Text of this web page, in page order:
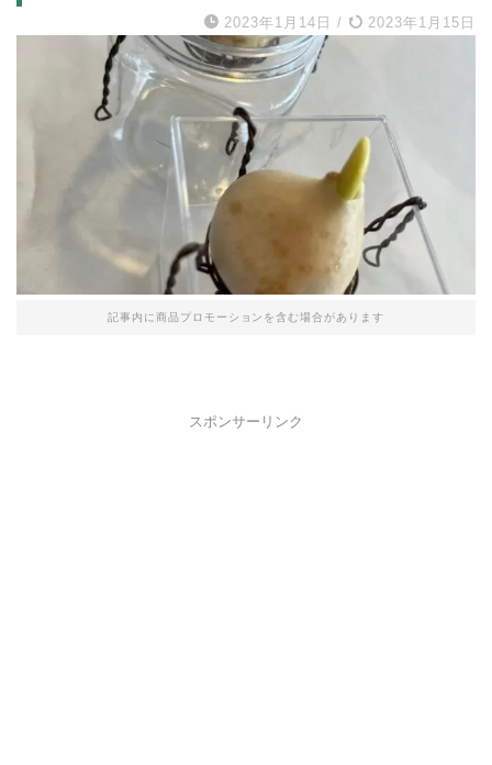
2023年1月14日 / 2023年1月15日
記事内に商品プロモーションを含む場合があります
スポンサーリンク